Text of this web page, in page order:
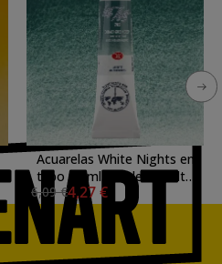
Acuarelas White Nights en
tubo 10 ml. Verde Cobalto
Oscuro 705
6,09 €4,27 €